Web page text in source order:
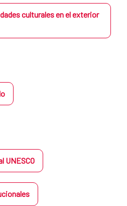
culturales en el exterior
UNESCO